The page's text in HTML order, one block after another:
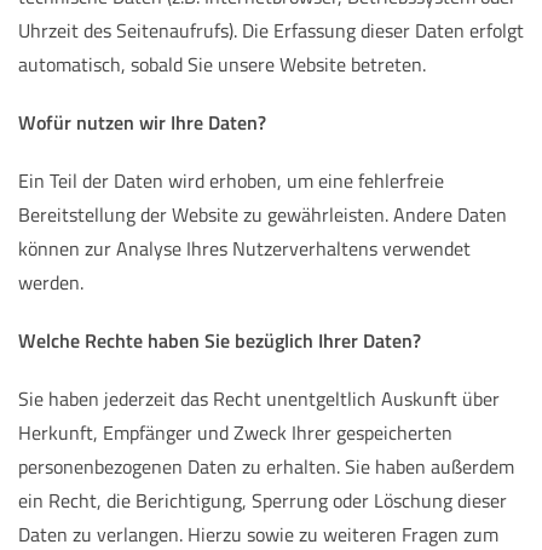
Uhrzeit des Seitenaufrufs). Die Erfassung dieser Daten erfolgt
automatisch, sobald Sie unsere Website betreten.
Wofür nutzen wir Ihre Daten?
Ein Teil der Daten wird erhoben, um eine fehlerfreie
Bereitstellung der Website zu gewährleisten. Andere Daten
können zur Analyse Ihres Nutzerverhaltens verwendet
werden.
Welche Rechte haben Sie bezüglich Ihrer Daten?
Sie haben jederzeit das Recht unentgeltlich Auskunft über
Herkunft, Empfänger und Zweck Ihrer gespeicherten
personenbezogenen Daten zu erhalten. Sie haben außerdem
ein Recht, die Berichtigung, Sperrung oder Löschung dieser
Daten zu verlangen. Hierzu sowie zu weiteren Fragen zum